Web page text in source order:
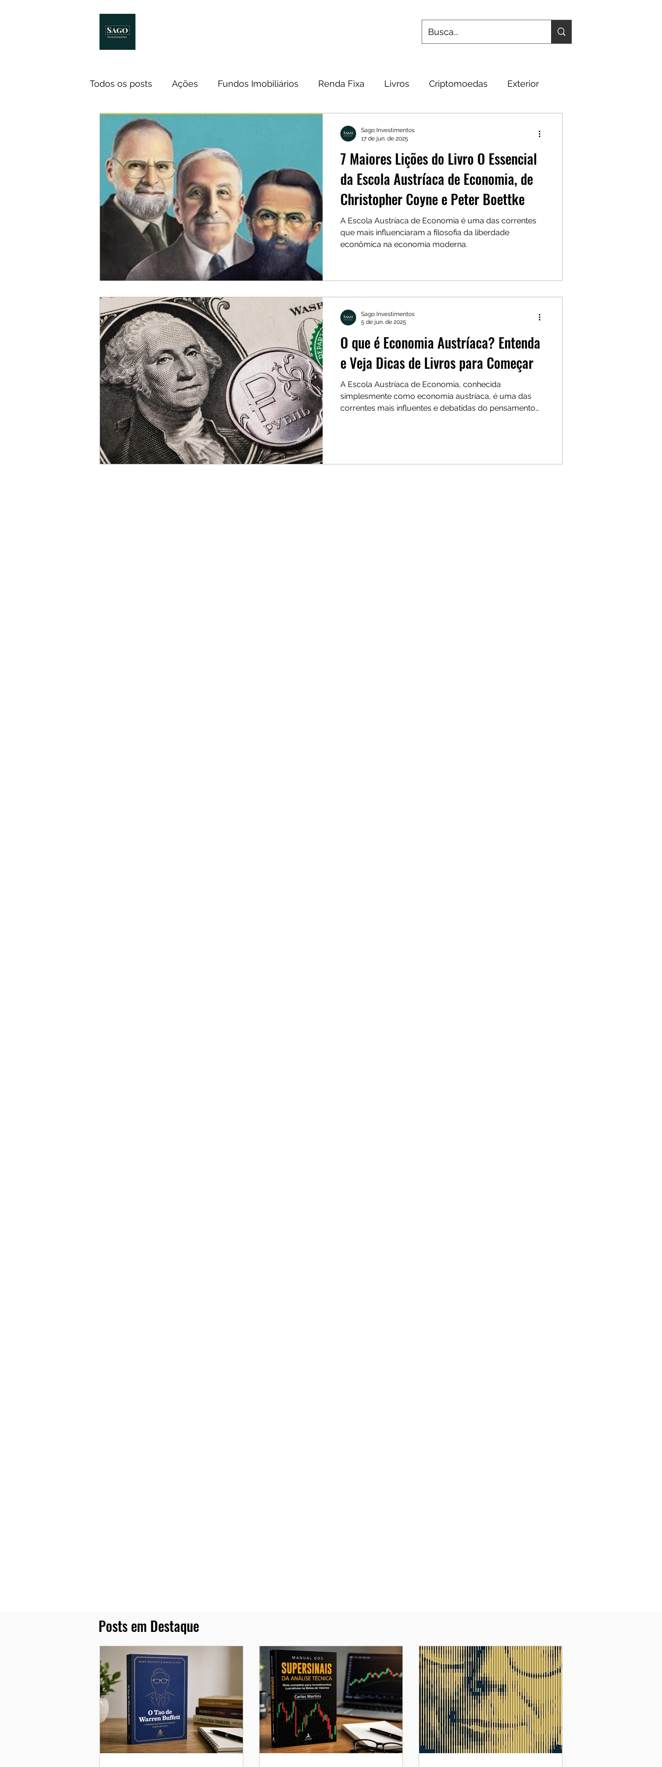
Todos os posts Ações Fundos Imobiliários Renda Fixa Livros Criptomoedas Exterior
Notícias ETF
Investidores Cursos Frases Carteira Bitcoin
7 Maiores Lições do Livro O Essencial
da Escola Austríaca de Economia, de
Christopher Coyne e Peter Boettke
A Escola Austríaca de Economia é uma das correntes
que mais influenciaram a filosofia da liberdade
econômica na economia moderna.
Sago Investimentos
17 de jun. de 2025
O que é Economia Austríaca? Entenda
e Veja Dicas de Livros para Começar
A Escola Austríaca de Economia, conhecida
simplesmente como economia austríaca, é uma das
correntes mais influentes e debatidas do pensamento
Sago Investimentos
5 de jun. de 2025
Posts em Destaque